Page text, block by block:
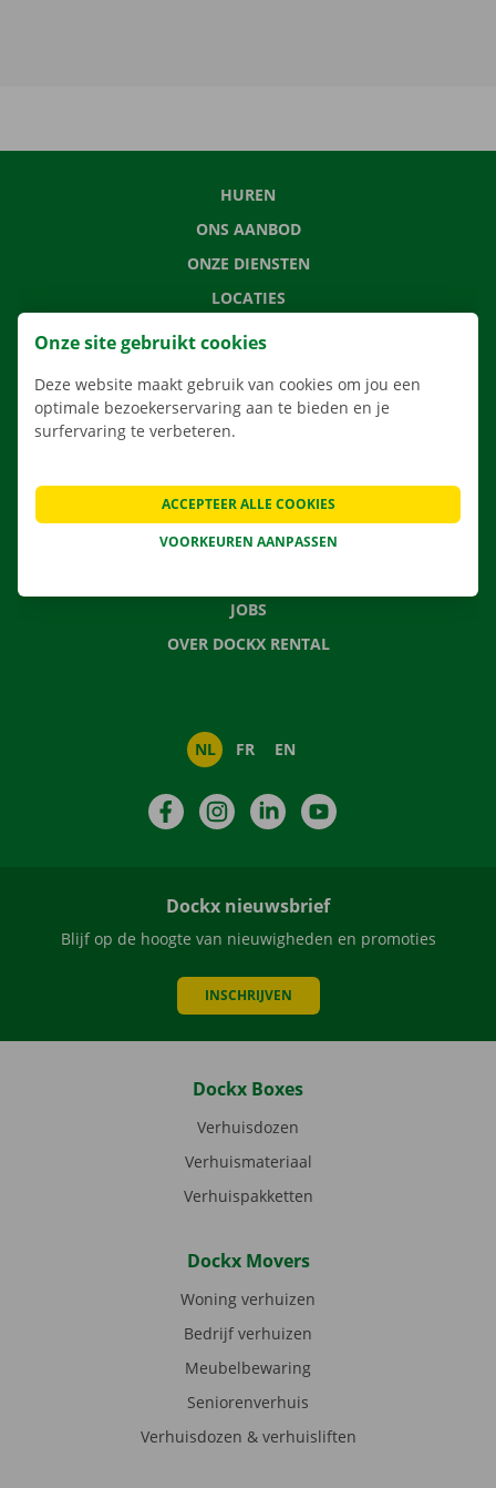
HUREN
ONS AANBOD
ONZE DIENSTEN
LOCATIES
APP
VEELGESTELDE VRAGEN
NIEUWS
JOBS
OVER DOCKX RENTAL
NL FR EN
FacebookInstagramLinkedIn
Dockx nieuwsbrief
Blijf op de hoogte van nieuwigheden en promoties
INSCHRIJVEN
Dockx Boxes
Verhuisdozen
Verhuismateriaal
Verhuispakketten
Dockx Movers
Woning verhuizen
Bedrijf verhuizen
Meubelbewaring
Seniorenverhuis
Verhuisdozen & verhuisliften
Onze site gebruikt cookies
Deze website maakt gebruik van cookies om jou een
optimale bezoekerservaring aan te bieden en je
surfervaring te verbeteren.
VOORKEUREN AANPASSEN
ACCEPTEER ALLE COOKIES